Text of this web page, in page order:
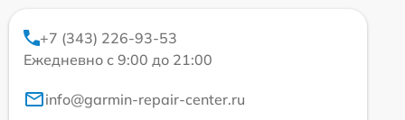
+7 (343) 226-93-53
Ежедневно с 9:00 до 21:00
info@garmin-repair-center.ru